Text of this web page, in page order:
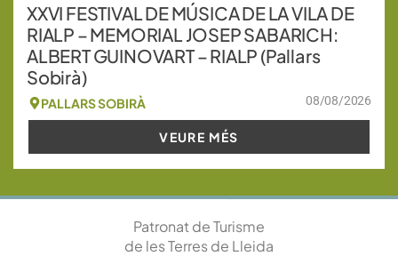
XXVI FESTIVAL DE MÚSICA DE LA VILA DE
RIALP – MEMORIAL JOSEP SABARICH:
ALBERT GUINOVART – RIALP (Pallars
Sobirà)
PALLARS SOBIRÀ 08/08/2026
VEURE MÉS
Patronat de Turisme
de les Terres de Lleida